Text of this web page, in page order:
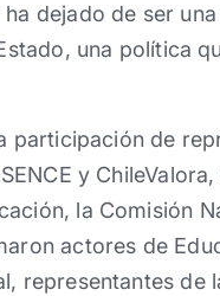
dejado de ser
una política
participación de
y
la Comisión
actores de
representantes de